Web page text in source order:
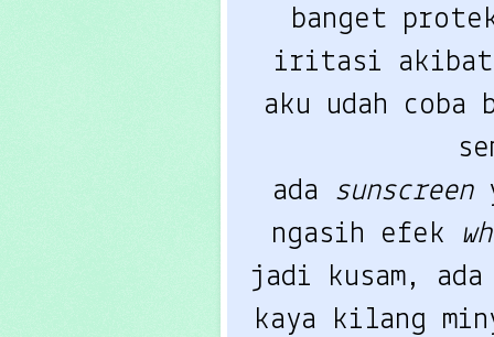
banget
iritasi akibat
aku udah coba
ada sunscreen
ngasih efek
jadi kusam,
kaya kilang